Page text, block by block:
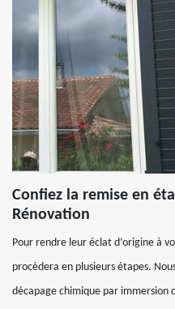
Confiez la remise en
Rénovation
Pour rendre leur éclat d’origine à
procèdera en plusieurs étapes.
décapage chimique par immersion